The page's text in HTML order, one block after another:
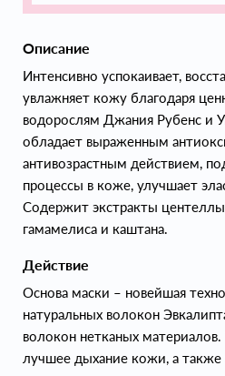
Описание
Интенсивно успокаивает,
увлажняет кожу благодаря
водорослям Джания Рубенс и
обладает выраженным
антивозрастным действием,
процессы в коже, улучшает
Содержит экстракты
гамамелиса и каштана.
Действие
Основа маски – новейшая
натуральных волокон
волокон нетканых
лучшее дыхание кожи, а